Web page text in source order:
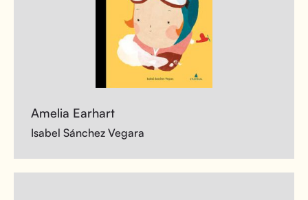
Amelia Earhart
Isabel Sánchez Vegara